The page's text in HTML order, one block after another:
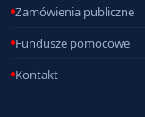
Zamówienia publiczne
Fundusze pomocowe
Kontakt